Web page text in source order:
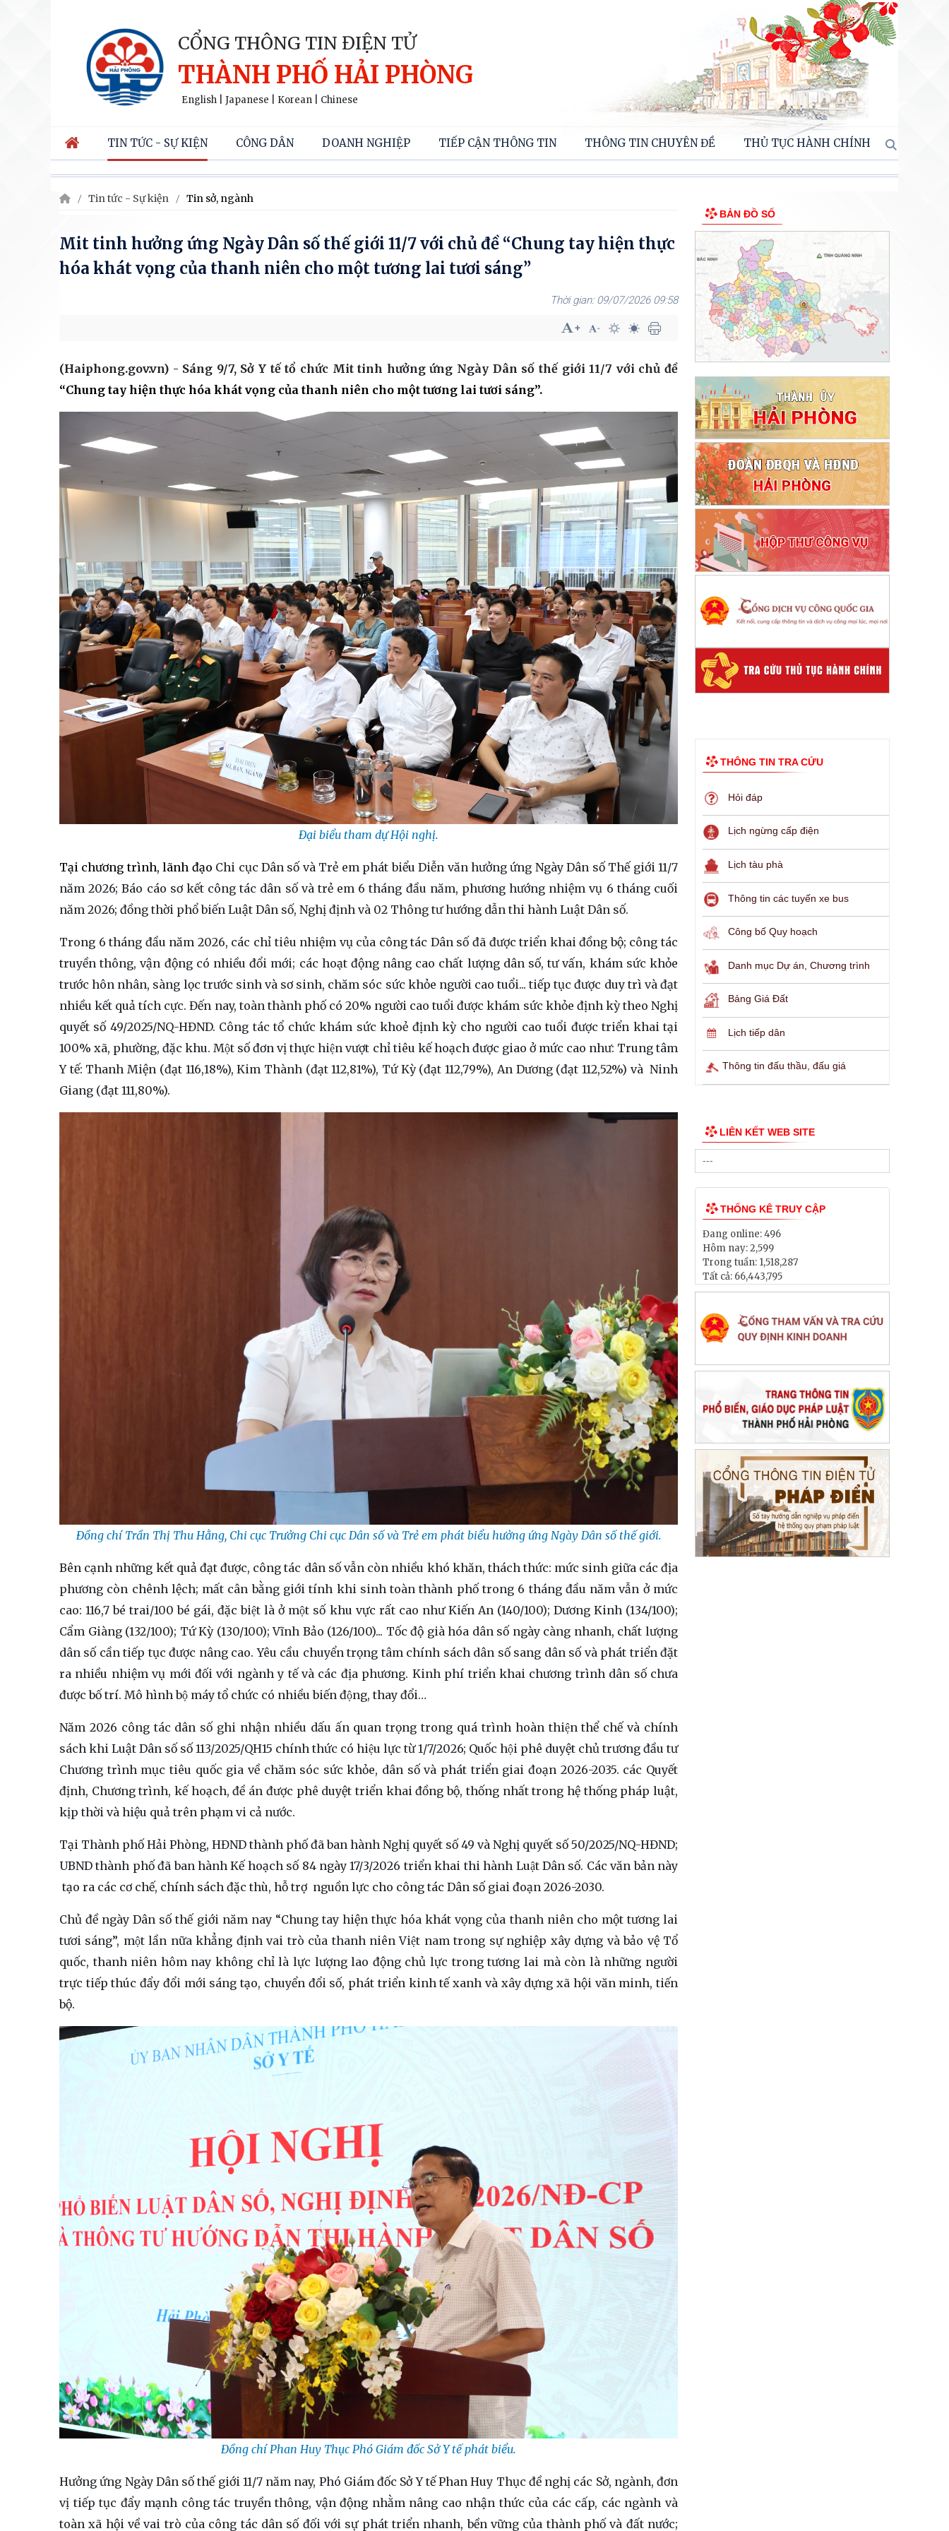
CỔNG THÔNG TIN ĐIỆN TỬ
THÀNH PHỐ HẢI PHÒNG
English Japanese Korean Chinese
TIN TỨC - SỰ KIỆN CÔNG DÂN DOANH NGHIỆP TIẾP CẬN THÔNG TIN THÔNG TIN CHUYÊN ĐỀ THỦ TỤC HÀNH CHÍNH
Tin tức - Sự kiện Tin sở, ngành
Mit tinh hưởng ứng Ngày Dân số thế giới 11/7 với chủ đề “Chung tay hiện thực
hóa khát vọng của thanh niên cho một tương lai tươi sáng”
09/07/2026 09:58
(Haiphong.gov.vn) - Sáng 9/7, Sở Y tế tổ chức Mit tinh hưởng ứng Ngày Dân số thế giới 11/7 với chủ đề
“Chung tay hiện thực hóa khát vọng của thanh niên cho một tương lai tươi sáng”.
Đại biểu tham dự Hội nghị.
Tại chương trình, lãnh đạo Chi cục Dân số và Trẻ em phát biểu Diễn văn hưởng ứng Ngày Dân số Thế giới 11/7
năm 2026; Báo cáo sơ kết công tác dân số và trẻ em 6 tháng đầu năm, phương hướng nhiệm vụ 6 tháng cuối
năm 2026; đồng thời phổ biến Luật Dân số, Nghị định và 02 Thông tư hướng dẫn thi hành Luật Dân số.
Trong 6 tháng đầu năm 2026, các chỉ tiêu nhiệm vụ của công tác Dân số đã được triển khai đồng bộ; công tác
truyền thông, vận động có nhiều đổi mới; các hoạt động nâng cao chất lượng dân số, tư vấn, khám sức khỏe
trước hôn nhân, sàng lọc trước sinh và sơ sinh, chăm sóc sức khỏe người cao tuổi... tiếp tục được duy trì và đạt
nhiều kết quả tích cực. Đến nay, toàn thành phố có 20% người cao tuổi được khám sức khỏe định kỳ theo Nghị
quyết số 49/2025/NQ-HĐND. Công tác tổ chức khám sức khoẻ định kỳ cho người cao tuổi được triển khai tại
100% xã, phường, đặc khu. Một số đơn vị thực hiện vượt chỉ tiêu kế hoạch được giao ở mức cao như: Trung tâm
Y tế: Thanh Miện (đạt 116,18%), Kim Thành (đạt 112,81%), Tứ Kỳ (đạt 112,79%), An Dương (đạt 112,52%) và Ninh
Giang (đạt 111,80%).
Đồng chí Trần Thị Thu Hằng, Chi cục Trưởng Chi cục Dân số và Trẻ em phát biểu hưởng ứng Ngày Dân số thế giới.
Bên cạnh những kết quả đạt được, công tác dân số vẫn còn nhiều khó khăn, thách thức: mức sinh giữa các địa
phương còn chênh lệch; mất cân bằng giới tính khi sinh toàn thành phố trong 6 tháng đầu năm vẫn ở mức
cao: 116,7 bé trai/100 bé gái, đặc biệt là ở một số khu vực rất cao như Kiến An (140/100); Dương Kinh (134/100);
Cẩm Giàng (132/100); Tứ Kỳ (130/100); Vĩnh Bảo (126/100)... Tốc độ già hóa dân số ngày càng nhanh, chất lượng
dân số cần tiếp tục được nâng cao. Yêu cầu chuyển trọng tâm chính sách dân số sang dân số và phát triển đặt
ra nhiều nhiệm vụ mới đối với ngành y tế và các địa phương. Kinh phí triển khai chương trình dân số chưa
được bố trí. Mô hình bộ máy tổ chức có nhiều biến động, thay đổi…
Năm 2026 công tác dân số ghi nhận nhiều dấu ấn quan trọng trong quá trình hoàn thiện thể chế và chính
sách khi Luật Dân số số 113/2025/QH15 chính thức có hiệu lực từ 1/7/2026; Quốc hội phê duyệt chủ trương đầu tư
Chương trình mục tiêu quốc gia về chăm sóc sức khỏe, dân số và phát triển giai đoạn 2026-2035. các Quyết
định, Chương trình, kế hoạch, đề án được phê duyệt triển khai đồng bộ, thống nhất trong hệ thống pháp luật,
kịp thời và hiệu quả trên phạm vi cả nước.
Tại Thành phố Hải Phòng, HĐND thành phố đã ban hành Nghị quyết số 49 và Nghị quyết số 50/2025/NQ-HĐND;
UBND thành phố đã ban hành Kế hoạch số 84 ngày 17/3/2026 triển khai thi hành Luật Dân số. Các văn bản này
tạo ra các cơ chế, chính sách đặc thù, hỗ trợ nguồn lực cho công tác Dân số giai đoạn 2026-2030.
Chủ đề ngày Dân số thế giới năm nay “Chung tay hiện thực hóa khát vọng của thanh niên cho một tương lai
tươi sáng”, một lần nữa khẳng định vai trò của thanh niên Việt nam trong sự nghiệp xây dựng và bảo vệ Tổ
quốc, thanh niên hôm nay không chỉ là lực lượng lao động chủ lực trong tương lai mà còn là những người
trực tiếp thúc đẩy đổi mới sáng tạo, chuyển đổi số, phát triển kinh tế xanh và xây dựng xã hội văn minh, tiến
bộ.
Đồng chí Phan Huy Thục Phó Giám đốc Sở Y tế phát biểu.
Hưởng ứng Ngày Dân số thế giới 11/7 năm nay, Phó Giám đốc Sở Y tế Phan Huy Thục đề nghị các Sở, ngành, đơn
vị tiếp tục đẩy mạnh công tác truyền thông, vận động nhằm nâng cao nhận thức của các cấp, các ngành và
toàn xã hội về vai trò của công tác dân số đối với sự phát triển nhanh, bền vững của thành phố và đất nước;
BẢN ĐỒ SỐ
THÔNG TIN TRA CỨU
Hỏi đáp
Lịch ngừng cấp điện
Lịch tàu phà
Thông tin các tuyến xe bus
Công bố Quy hoạch
Danh mục Dự án, Chương trình
Bảng Giá Đất
Lịch tiếp dân
Thông tin đấu thầu, đấu giá
LIÊN KẾT WEB SITE
THỐNG KÊ TRUY CẬP
Đang online:496
Hôm nay:2,599
Trong tuần: 1,518,287
Tất cả: 66,443,795